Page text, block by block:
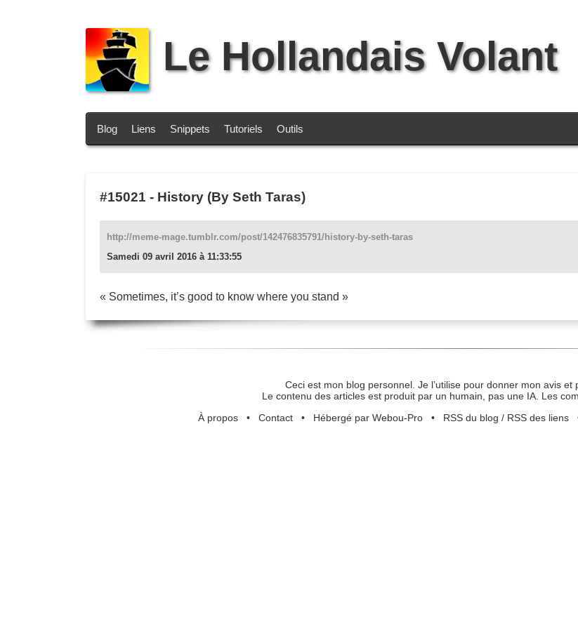
Le Hollandais Volant
Blog Liens Snippets Tutoriels Outils
#15021 - History (By Seth Taras)
http://meme-mage.tumblr.com/post/142476835791/history-by-seth-taras
Samedi 09 avril 2016 à 11:33:55
« Sometimes, it’s good to know where you stand »
Ceci est mon blog personnel. Je l’utilise pour donner mon avis et
Le contenu des articles est produit par un humain, pas une IA. Les
À propos• Contact• Hébergé par Webou-Pro• RSS du blog / RSS des liens